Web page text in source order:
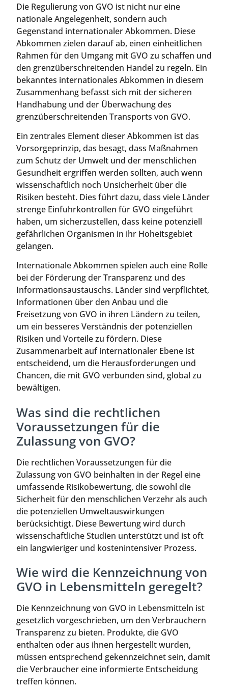
Die Regulierung von GVO ist nicht nur eine
nationale Angelegenheit, sondern auch
Gegenstand internationaler Abkommen. Diese
Abkommen zielen darauf ab, einen einheitlichen
Rahmen für den Umgang mit GVO zu schaffen und
den grenzüberschreitenden Handel zu regeln. Ein
bekanntes internationales Abkommen in diesem
Zusammenhang befasst sich mit der sicheren
Handhabung und der Überwachung des
grenzüberschreitenden Transports von GVO.
Ein zentrales Element dieser Abkommen ist das
Vorsorgeprinzip, das besagt, dass Maßnahmen
zum Schutz der Umwelt und der menschlichen
Gesundheit ergriffen werden sollten, auch wenn
wissenschaftlich noch Unsicherheit über die
Risiken besteht. Dies führt dazu, dass viele Länder
strenge Einfuhrkontrollen für GVO eingeführt
haben, um sicherzustellen, dass keine potenziell
gefährlichen Organismen in ihr Hoheitsgebiet
gelangen.
Internationale Abkommen spielen auch eine Rolle
bei der Förderung der Transparenz und des
Informationsaustauschs. Länder sind verpflichtet,
Informationen über den Anbau und die
Freisetzung von GVO in ihren Ländern zu teilen,
um ein besseres Verständnis der potenziellen
Risiken und Vorteile zu fördern. Diese
Zusammenarbeit auf internationaler Ebene ist
entscheidend, um die Herausforderungen und
Chancen, die mit GVO verbunden sind, global zu
bewältigen.
Was sind die rechtlichen
Voraussetzungen für die
Zulassung von GVO?
Die rechtlichen Voraussetzungen für die
Zulassung von GVO beinhalten in der Regel eine
umfassende Risikobewertung, die sowohl die
Sicherheit für den menschlichen Verzehr als auch
die potenziellen Umweltauswirkungen
berücksichtigt. Diese Bewertung wird durch
wissenschaftliche Studien unterstützt und ist oft
ein langwieriger und kostenintensiver Prozess.
Wie wird die Kennzeichnung von
GVO in Lebensmitteln geregelt?
Die Kennzeichnung von GVO in Lebensmitteln ist
gesetzlich vorgeschrieben, um den Verbrauchern
Transparenz zu bieten. Produkte, die GVO
enthalten oder aus ihnen hergestellt wurden,
müssen entsprechend gekennzeichnet sein, damit
die Verbraucher eine informierte Entscheidung
treffen können.